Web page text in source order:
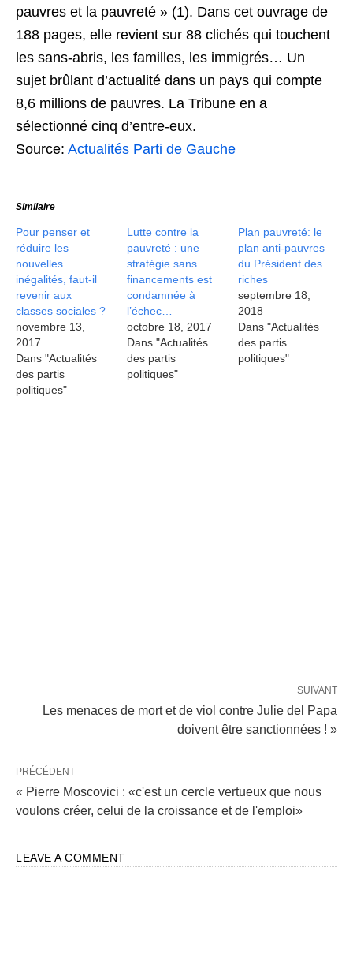
pauvres et la pauvreté » (1). Dans cet ouvrage de
188 pages, elle revient sur 88 clichés qui touchent
les sans-abris, les familles, les immigrés… Un
sujet brûlant d’actualité dans un pays qui compte
8,6 millions de pauvres. La Tribune en a
sélectionné cinq d’entre-eux.
Source: Actualités Parti de Gauche
Similaire
Pour penser et
réduire les
nouvelles
inégalités, faut-il
revenir aux
classes sociales ?
novembre 13,
2017
Dans "Actualités
des partis
politiques"
Lutte contre la
pauvreté : une
stratégie sans
financements est
condamnée à
l’échec…
octobre 18, 2017
Dans "Actualités
des partis
politiques"
Plan pauvreté: le
plan anti-pauvres
du Président des
riches
septembre 18,
2018
Dans "Actualités
des partis
politiques"
SUIVANT
Les menaces de mort et de viol contre Julie del Papa
doivent être sanctionnées ! »
PRÉCÉDENT
« Pierre Moscovici : «c'est un cercle vertueux que nous
voulons créer, celui de la croissance et de l'emploi»
LEAVE A COMMENT